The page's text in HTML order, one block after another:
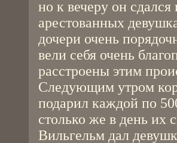
но к вечеру он
арестованных
дочери очень
вели себя очень
расстроены этим
Следующим утром
подарил каждой по
столько же в день
Вильгельм дал